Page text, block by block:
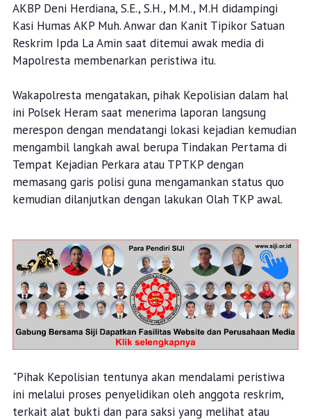
AKBP Deni Herdiana, S.E., S.H., M.M., M.H didampingi
Kasi Humas AKP Muh. Anwar dan Kanit Tipikor Satuan
Reskrim Ipda La Amin saat ditemui awak media di
Mapolresta membenarkan peristiwa itu.
Wakapolresta mengatakan, pihak Kepolisian dalam hal
ini Polsek Heram saat menerima laporan langsung
merespon dengan mendatangi lokasi kejadian kemudian
mengambil langkah awal berupa Tindakan Pertama di
Tempat Kejadian Perkara atau TPTKP dengan
memasang garis polisi guna mengamankan status quo
kemudian dilanjutkan dengan lakukan Olah TKP awal.
"Pihak Kepolisian tentunya akan mendalami peristiwa
ini melalui proses penyelidikan oleh anggota reskrim,
terkait alat bukti dan para saksi yang melihat atau